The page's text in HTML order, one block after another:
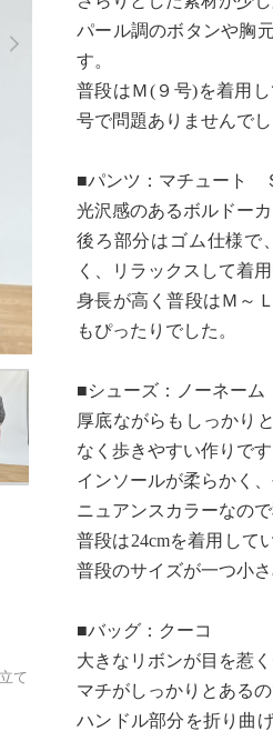
て
パール調のボタンや胸
す。
普段はＭ(９号)を着用
号で問題ありませんでし
■パンツ：マチュート
光沢感のあるボルドー
後ろ部分はゴム仕様で
く、リラックスして着用
身長が高く普段はＭ～
もぴったりでした。
■シューズ：ノーネー
厚底ながらもしっかり
なく歩きやすい作りです
インソールが柔らかく
ニュアンスカラーなの
普段は24cmを着用して
普段のサイズが一つ小
■バッグ：クーコ
大きなリボンが目を惹く
マチがしっかりとある
ハンドル部分を折り曲